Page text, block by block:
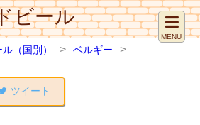
ビール
MENU
（国別）
ベルギー
ツイート